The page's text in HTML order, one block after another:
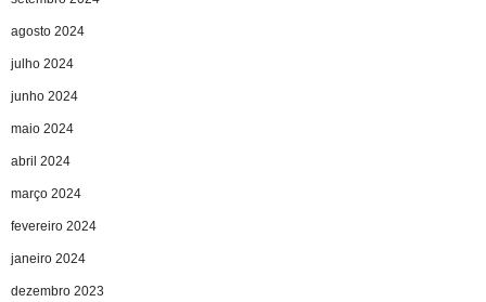
agosto 2024
julho 2024
junho 2024
maio 2024
abril 2024
março 2024
fevereiro 2024
janeiro 2024
dezembro 2023